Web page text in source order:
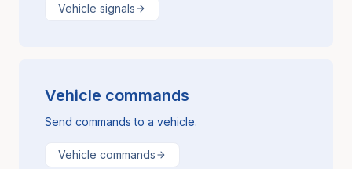
Vehicle signals
Vehicle commands
Send commands to a vehicle.
Vehicle commands